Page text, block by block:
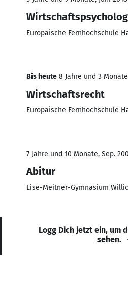
Europäische Fernhochschule
Bis heute 8 Jahre und 3
Wirtschaftsrecht
Europäische Fernhochschule
7 Jahre und 10 Monate, Sep.
Abitur
Lise-Meitner-Gymnasium
Logg Dich jetzt ein, um
sehen.